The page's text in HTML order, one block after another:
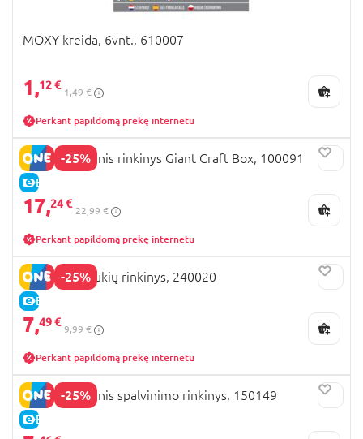
MOXY kreida, 6vnt., 610007
1,12 €
1,49 €
Perkant papildomą prekę internetu
-25%
E-KAINA
MOXY kūrybinis rinkinys Giant Craft Box, 100091
17,24 €
22,99 €
Perkant papildomą prekę internetu
-25%
E-KAINA
MOXY karoliukių rinkinys, 240020
7,49 €
9,99 €
Perkant papildomą prekę internetu
-25%
E-KAINA
MOXY kūrybinis spalvinimo rinkinys, 150149